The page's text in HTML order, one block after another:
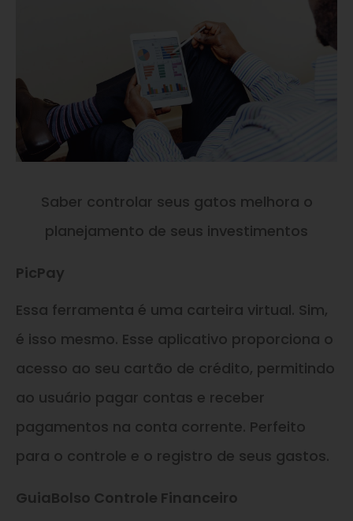
Saber controlar seus gatos melhora o
planejamento de seus investimentos
PicPay
Essa ferramenta é uma carteira virtual. Sim,
é isso mesmo. Esse aplicativo proporciona o
acesso ao seu cartão de crédito, permitindo
ao usuário pagar contas e receber
pagamentos na conta corrente. Perfeito
para o controle e o registro de seus gastos.
GuiaBolso Controle Financeiro